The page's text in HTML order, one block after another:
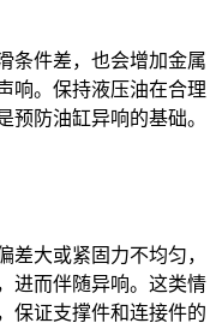
条件差，也会增加金属
响。保持液压油在合理
预防油缸异响的基础。
差大或紧固力不均匀，
进而伴随异响。这类情
保证支撑件和连接件的